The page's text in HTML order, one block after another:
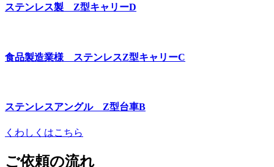
ステンレス製 Z型キャリーD
食品製造業様 ステンレスZ型キャリーC
ステンレスアングル Z型台車B
くわしくはこちら
ご依頼の流れ